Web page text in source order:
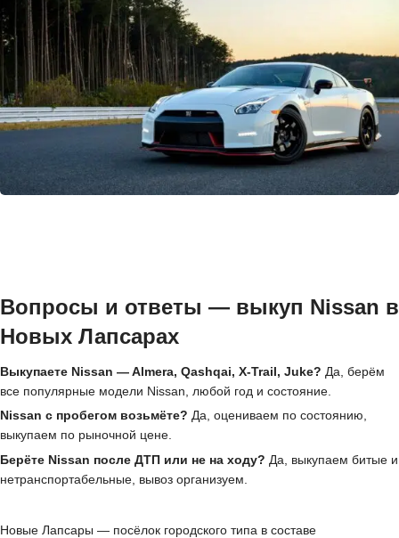
Вопросы и ответы — выкуп Nissan в
Новых Лапсарах
Выкупаете Nissan — Almera, Qashqai, X-Trail, Juke? Да, берём
все популярные модели Nissan, любой год и состояние.
Nissan с пробегом возьмёте? Да, оцениваем по состоянию,
выкупаем по рыночной цене.
Берёте Nissan после ДТП или не на ходу? Да, выкупаем битые и
нетранспортабельные, вывоз организуем.
Новые Лапсары — посёлок городского типа в составе